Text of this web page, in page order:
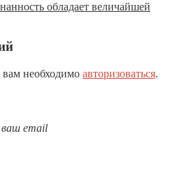
обладает величайшей
необходимо авторизоваться.
email